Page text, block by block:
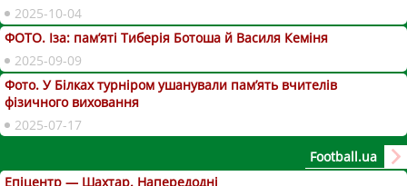
2025-10-04
ФОТО. Іза: пам’яті Тиберія Ботоша й Василя Кеміня
2025-09-09
Фото. У Білках турніром ушанували пам’ять вчителів
фізичного виховання
2025-07-17
Football.ua
Епіцентр — Шахтар. Напередодні